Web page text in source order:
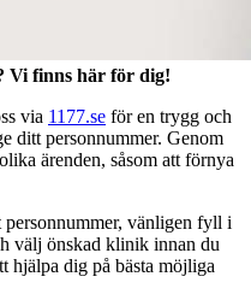
Vi finns här för dig!
via 1177.se för en trygg och
ditt personnummer. Genom
ärenden, såsom att förnya
vänligen fyll i
välj önskad klinik innan du
hjälpa dig på bästa möjliga